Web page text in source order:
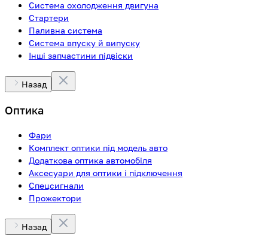
Система охолодження двигуна
Стартери
Паливна система
Система впуску й випуску
Інші запчастини підвіски
Назад
Оптика
Фари
Комплект оптики під модель авто
Додаткова оптика автомобіля
Аксесуари для оптики і підключення
Спецсигнали
Прожектори
Назад